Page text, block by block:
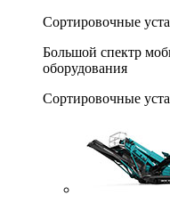
Сортировочные
Большой спектр
оборудования
Сортировочные